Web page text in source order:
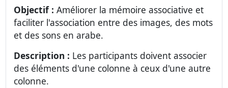
Objectif : Améliorer la mémoire associative et
faciliter l'association entre des images, des mots
et des sons en arabe.
Description : Les participants doivent associer
des éléments d'une colonne à ceux d'une autre
colonne.